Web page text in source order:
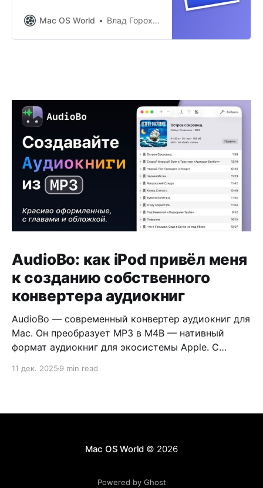
их в поисковой выдаче. Поэтому
Mac OS World Влад Гороховский
AudioBo: как iPod привёл меня
к созданию собственного
конвертера аудиокниг
AudioBo — современный конвертер аудиокниг для
Mac. Он преобразует MP3 в M4B — нативный
формат аудиокниг для экосистемы Apple. С
11 дек. 2025 9 min read
Mac OS World © 2026
Powered by Ghost